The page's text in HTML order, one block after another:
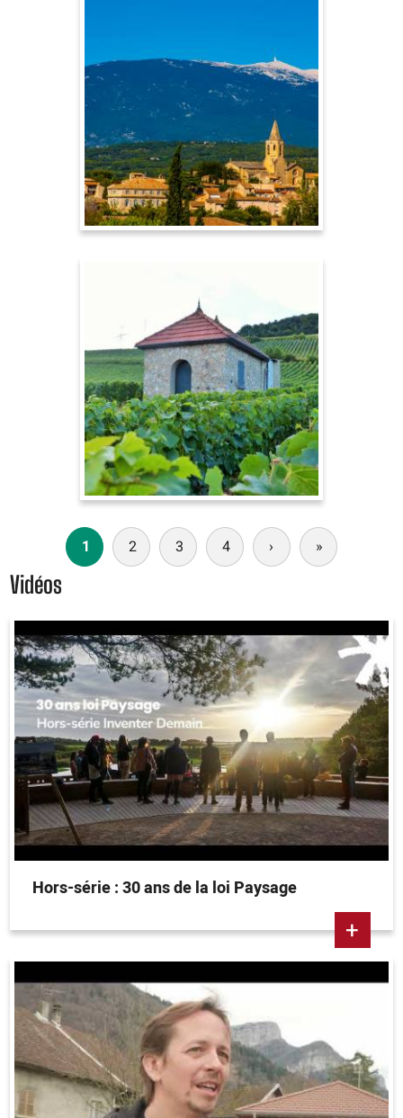
Paginación 1 2 3 4 › Siguiente
página
» Última
página
Vidéos
Hors-série : 30 ans de la loi Paysage
+